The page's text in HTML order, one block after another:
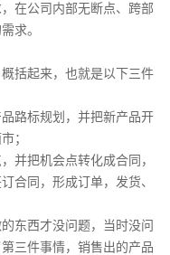
在公司内部无断点、跨部
求。
括起来，也就是以下三件
路标规划，并把新产品开
；
并把机会点转化成合同，
合同，形成订单，发货、
东西才没问题，当时没问
三件事情，销售出的产品